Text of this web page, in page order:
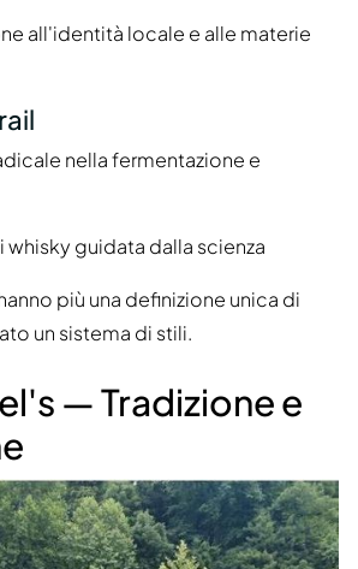
all'identità locale e alle materie
nella fermentazione e
guidata dalla scienza
più una definizione unica di
un sistema di stili.
— Tradizione e